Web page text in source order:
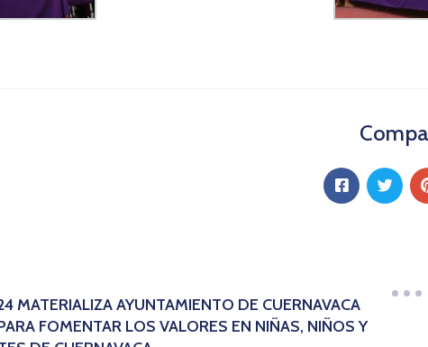
MATERIALIZA AYUNTAMIENTO DE CUERNAVACA
FOMENTAR LOS VALORES EN NIÑAS, NIÑOS Y